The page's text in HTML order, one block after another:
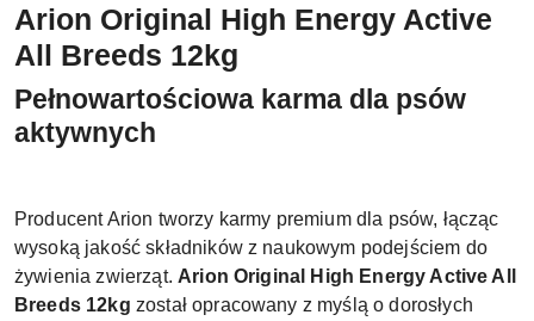
Arion Original High Energy Active
All Breeds 12kg
Pełnowartościowa karma dla psów
aktywnych
Producent Arion tworzy karmy premium dla psów, łącząc
wysoką jakość składników z naukowym podejściem do
żywienia zwierząt. Arion Original High Energy Active All
Breeds 12kg został opracowany z myślą o dorosłych